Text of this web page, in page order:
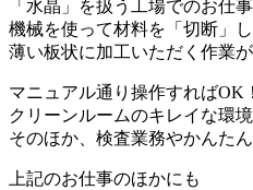
「水晶」を扱う工場でのお仕事
機械を使って材料を「切断」
薄い板状に加工いただく作業
マニュアル通り操作すればOK！
クリーンルームのキレイな環
そのほか、検査業務やかんた
上記のお仕事のほかにも